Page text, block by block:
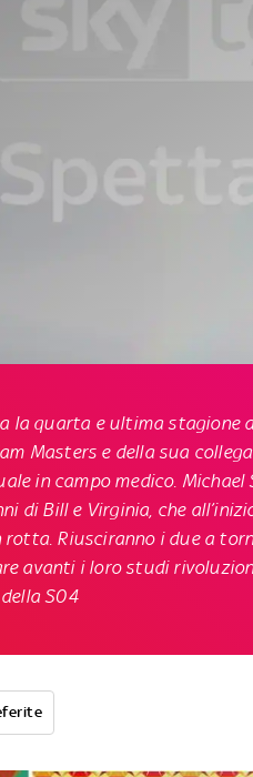
la quarta e ultima stagione
Masters e della sua
in campo medico. Michael
di Bill e Virginia, che
Riusciranno i due a
avanti i loro studi
S04